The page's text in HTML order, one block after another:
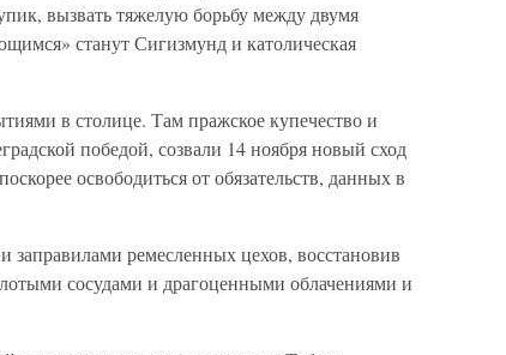
вызвать тяжелую борьбу между двумя
станут Сигизмунд и католическая
в столице. Там пражское купечество и
победой, созвали 14 ноября новый сход
освободиться от обязательств, данных в
заправилами ремесленных цехов, восстановив
сосудами и драгоценными облачениями и